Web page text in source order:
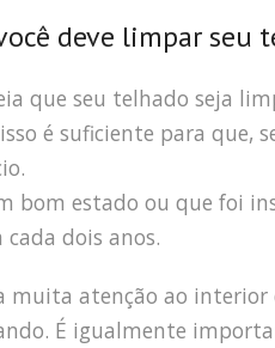
deve limpar seu
que seu telhado seja
é suficiente para que,
bom estado ou que foi
dois anos.
muita atenção ao interior
É igualmente